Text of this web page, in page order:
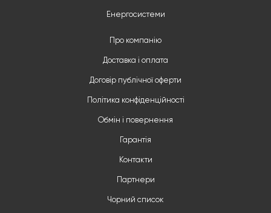
Енергосистеми
Про компанію
Доставка і оплата
Договір публічної оферти
Політика конфіденційності
Обмін і повернення
Гарантія
Контакти
Партнери
Чорний список